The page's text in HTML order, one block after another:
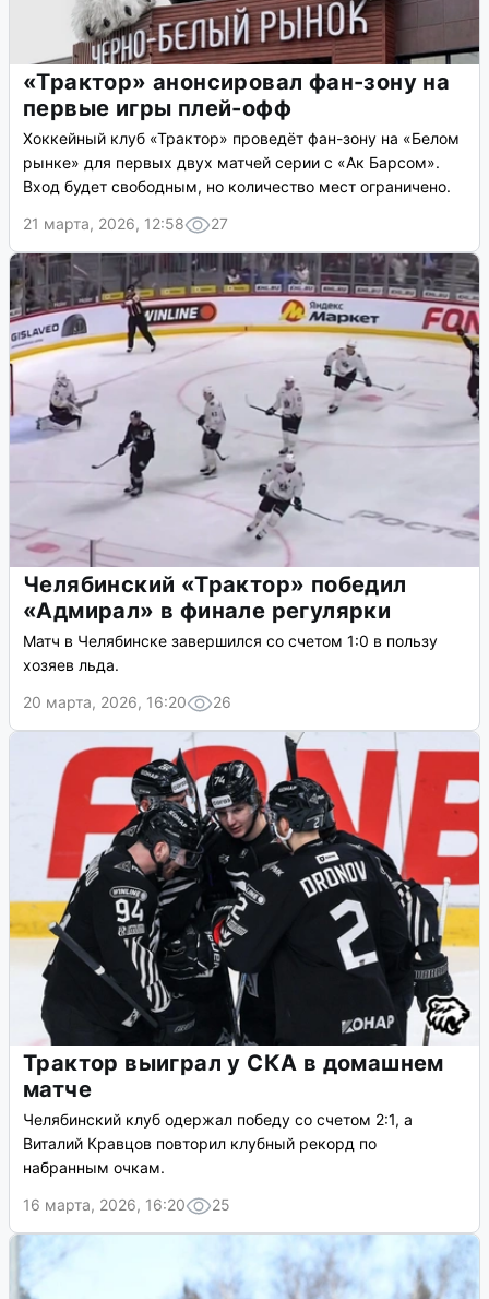
«Трактор» анонсировал фан-зону на
первые игры плей-офф
Хоккейный клуб «Трактор» проведёт фан-зону на «Белом
рынке» для первых двух матчей серии с «Ак Барсом».
Вход будет свободным, но количество мест ограничено.
21 марта, 2026, 12:58
27
Челябинский «Трактор» победил
«Адмирал» в финале регулярки
Матч в Челябинске завершился со счетом 1:0 в пользу
хозяев льда.
20 марта, 2026, 16:20
26
Трактор выиграл у СКА в домашнем
матче
Челябинский клуб одержал победу со счетом 2:1, а
Виталий Кравцов повторил клубный рекорд по
набранным очкам.
16 марта, 2026, 16:20
25